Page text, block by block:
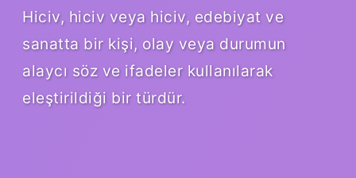
Hiciv, hiciv veya hiciv, edebiyat ve
sanatta bir kişi, olay veya durumun
alaycı söz ve ifadeler kullanılarak
eleştirildiği bir türdür.